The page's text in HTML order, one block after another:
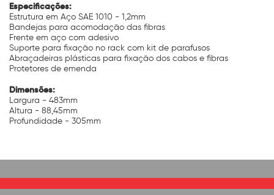
Especificações:
Estrutura em Aço SAE 1010 - 1,2mm
Bandejas para acomodação das fibras
Frente em aço com adesivo
Suporte para fixação no rack com kit de parafusos
Abraçadeiras plásticas para fixação dos cabos e fibras
Protetores de emenda
Dimensões:
Largura - 483mm
Altura - 88,45mm
Profundidade - 305mm